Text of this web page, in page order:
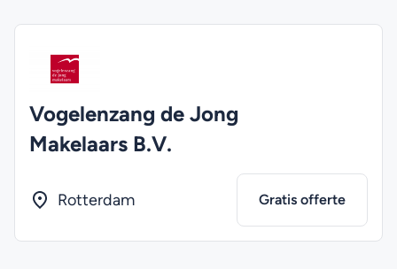
Vogelenzang de Jong
Makelaars B.V.
Rotterdam Gratis offerte